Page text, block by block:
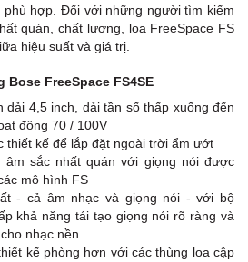
hợp. Đối với những người tìm kiếm
quán, chất lượng, loa FreeSpace FS
hiệu suất và giá trị.
FreeSpace FS4SE
dải 4,5 inch, dải tần số thấp xuống đến
động 70 / 100V
thiết kế để lắp đặt ngoài trời ẩm ướt
âm sắc nhất quán với giọng nói được
mô hình FS
- cả âm nhạc và giọng nói - với bộ
khả năng tái tạo giọng nói rõ ràng và
nhạc nền
kế phòng hơn với các thùng loa cập